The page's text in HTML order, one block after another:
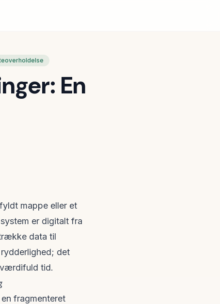
En
mappe eller et
er digitalt fra
data til
det
tid.
fragmenteret